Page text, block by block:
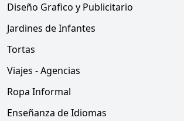
Diseño Grafico y Publicitario
Jardines de Infantes
Tortas
Viajes - Agencias
Ropa Informal
Enseñanza de Idiomas